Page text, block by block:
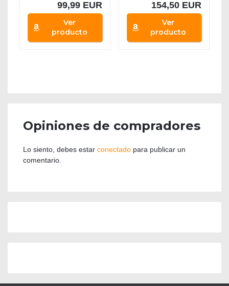
99,99 EUR
Ver
producto
154,50 EUR
Ver
producto
Opiniones de compradores
Lo siento, debes estar conectado para publicar un
comentario.